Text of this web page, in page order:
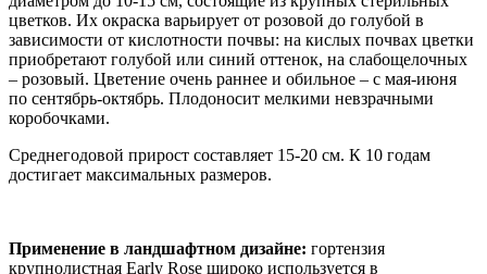
цветков. Их окраска варьирует от розовой до голубой в
зависимости от кислотности почвы: на кислых почвах цветки
приобретают голубой или синий оттенок, на слабощелочных
– розовый. Цветение очень раннее и обильное – с мая-июня
по сентябрь-октябрь. Плодоносит мелкими невзрачными
коробочками.
Среднегодовой прирост составляет 15-20 см. К 10 годам
достигает максимальных размеров.
Применение в ландшафтном дизайне: гортензия
крупнолистная Early Rose широко используется в